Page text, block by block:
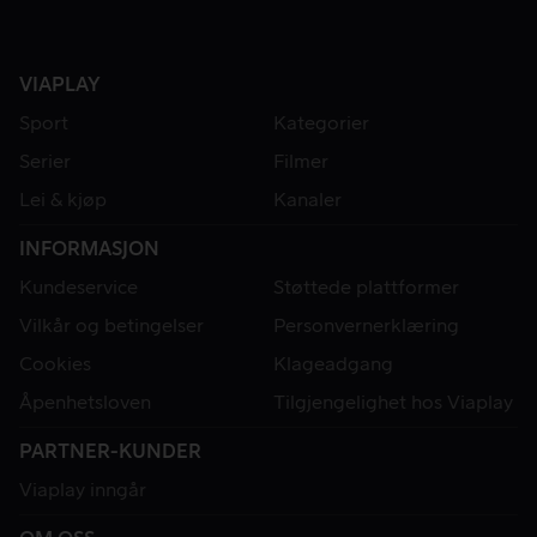
VIAPLAY
Sport
Kategorier
Serier
Filmer
Lei & kjøp
Kanaler
INFORMASJON
Kundeservice
Støttede plattformer
Vilkår og betingelser
Personvernerklæring
Cookies
Klageadgang
Åpenhetsloven
Tilgjengelighet hos Viaplay
PARTNER-KUNDER
Viaplay inngår